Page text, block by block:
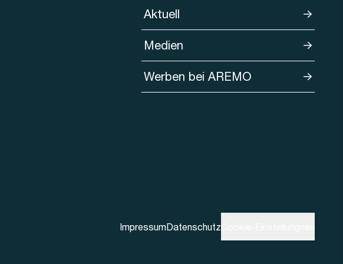
Aktuell
Medien
Werben bei AREMO
ImpressumDatenschutz